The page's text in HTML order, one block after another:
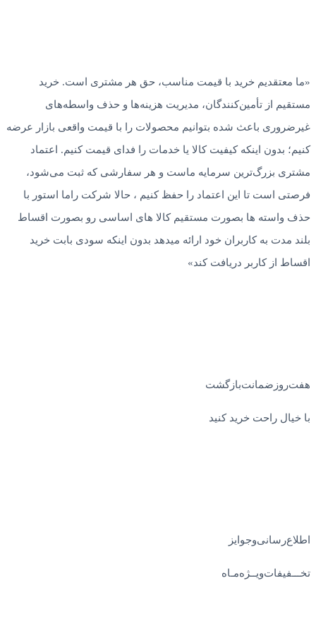
«ما معتقدیم خرید با قیمت مناسب، حق هر مشتری است. خرید
مستقیم از تأمین‌کنندگان، مدیریت هزینه‌ها و حذف واسطه‌های
غیرضروری باعث شده بتوانیم محصولات را با قیمت واقعی بازار عرضه
کنیم؛ بدون اینکه کیفیت کالا یا خدمات را فدای قیمت کنیم. اعتماد
مشتری بزرگ‌ترین سرمایه ماست و هر سفارشی که ثبت می‌شود،
فرصتی است تا این اعتماد را حفظ کنیم ، حالا شرکت راما استور با
حذف واسته ها بصورت مستقیم کالا های اساسی رو بصورت اقساط
بلند مدت به کاربران خود ارائه میدهد بدون اینکه سودی بابت خرید
اقساط از کاربر دریافت کند»
هفت‌روز‌ضمانت‌بازگشت
با خیال راحت خرید کنید
اطلاع‌رسانی‌و‌جوایز
تخـــفیفات‌ویــژه‌مـاه